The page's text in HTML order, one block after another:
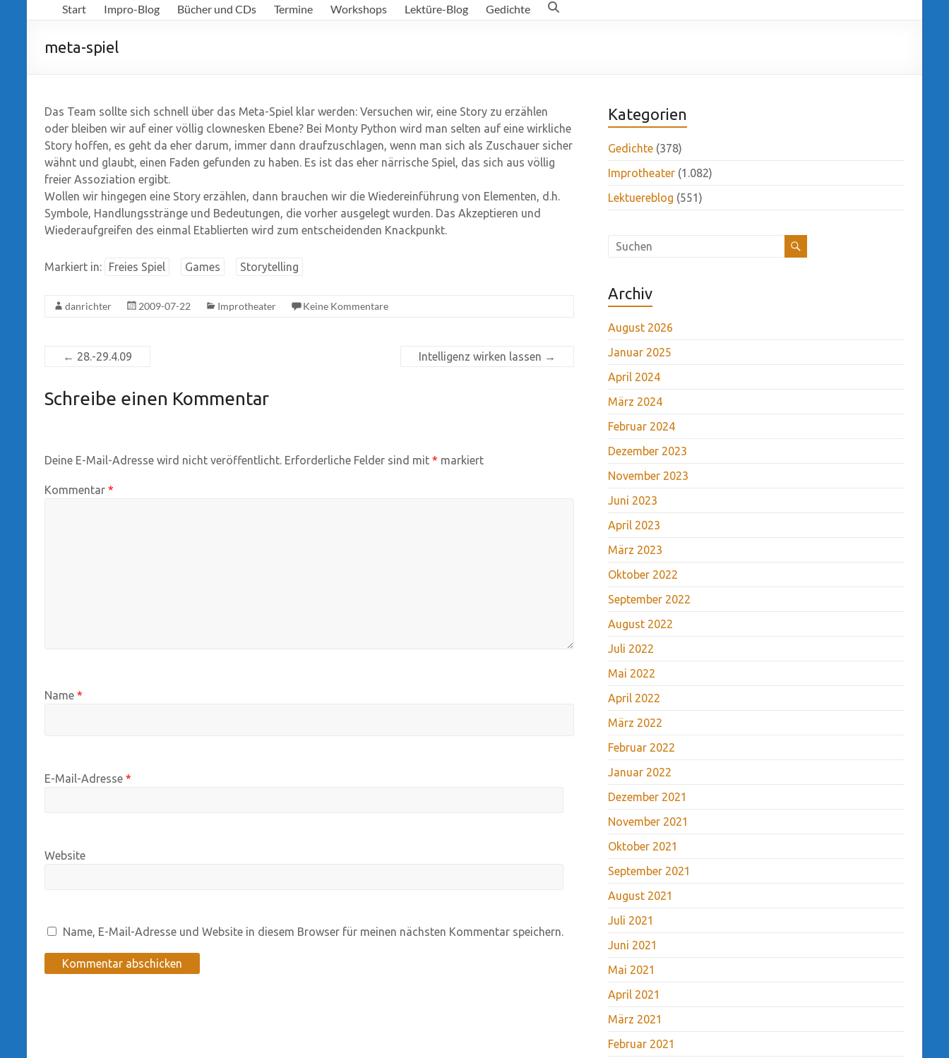
Richter
Start Impro-Blog Bücher und CDs Termine Workshops Lektüre-Blog Gedichte
meta-spiel
Das Team sollte sich schnell über das Meta-Spiel klar werden: Versuchen wir, eine Story zu erzählen
oder bleiben wir auf einer völlig clownesken Ebene? Bei Monty Python wird man selten auf eine wirkliche
Story hoffen, es geht da eher darum, immer dann draufzuschlagen, wenn man sich als Zuschauer sicher
wähnt und glaubt, einen Faden gefunden zu haben. Es ist das eher närrische Spiel, das sich aus völlig
freier Assoziation ergibt.
Wollen wir hingegen eine Story erzählen, dann brauchen wir die Wiedereinführung von Elementen, d.h.
Symbole, Handlungsstränge und Bedeutungen, die vorher ausgelegt wurden. Das Akzeptieren und
Wiederaufgreifen des einmal Etablierten wird zum entscheidenden Knackpunkt.
Markiert in: Freies Spiel Games Storytelling
danrichter 2009-07-22 Improtheater Keine Kommentare
← 28.-29.4.09 Intelligenz wirken lassen →
Schreibe einen Kommentar
Deine E-Mail-Adresse wird nicht veröffentlicht. Erforderliche Felder sind mit * markiert
Kommentar *
Name *
E-Mail-Adresse *
Website
Name, E-Mail-Adresse und Website in diesem Browser für meinen nächsten Kommentar speichern.
Kategorien
Gedichte (378)
Improtheater (1.082)
Lektuereblog (551)
Archiv
August 2026
Januar 2025
April 2024
März 2024
Februar 2024
Dezember 2023
November 2023
Juni 2023
April 2023
März 2023
Oktober 2022
September 2022
August 2022
Juli 2022
Mai 2022
April 2022
März 2022
Februar 2022
Januar 2022
Dezember 2021
November 2021
Oktober 2021
September 2021
August 2021
Juli 2021
Juni 2021
Mai 2021
April 2021
März 2021
Februar 2021